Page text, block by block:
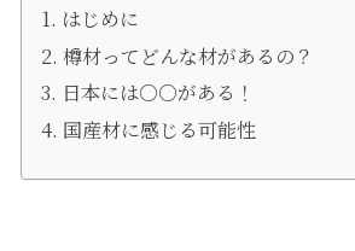
はじめに
樽材ってどんな材があるの？
日本には○○がある！
国産材に感じる可能性